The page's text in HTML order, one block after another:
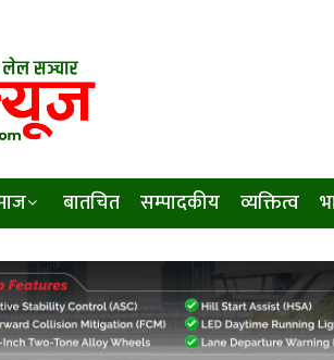
बातचित सम्पादकीय व्यक्तित्व